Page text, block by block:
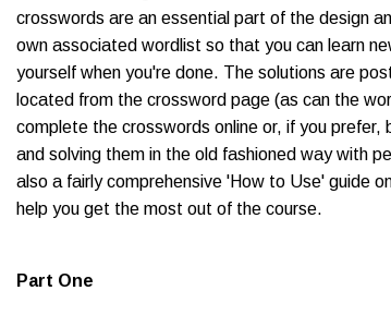
crosswords are an essential part of the design
own associated wordlist so that you can learn
yourself when you're done. The solutions are
located from the crossword page (as can the
complete the crosswords online or, if you prefer,
and solving them in the old fashioned way with
also a fairly comprehensive 'How to Use' guide
help you get the most out of the course.
Part One